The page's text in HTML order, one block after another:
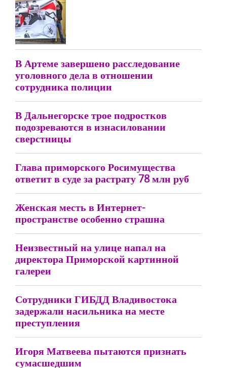
В Артеме завершено расследование
уголовного дела в отношении
сотрудника полиции
В Дальнегорске трое подростков
подозреваются в изнасиловании
сверстницы
Глава приморского Росимущества
ответит в суде за растрату 78 млн руб
Женская месть в Интернет-
пространстве особенно страшна
Неизвестный на улице напал на
директора Приморской картинной
галереи
Сотрудники ГИБДД Владивостока
задержали насильника на месте
преступления
Игоря Матвеева пытаются признать
сумасшедшим